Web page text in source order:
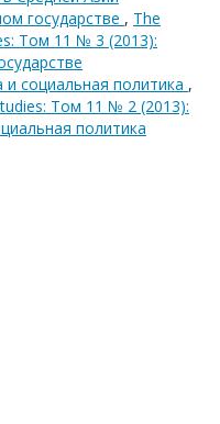
государстве , The
Том 11 № 3 (2013):
социальная политика ,
Том 11 № 2 (2013):
политика